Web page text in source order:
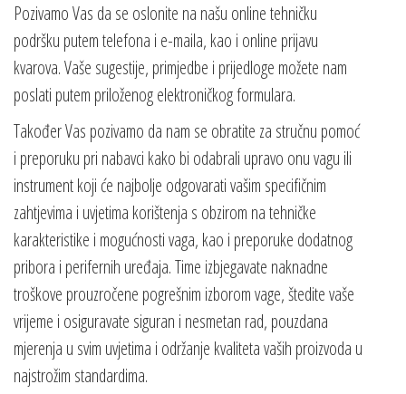
Pozivamo Vas da se oslonite na našu online tehničku
podršku putem telefona i e-maila, kao i online prijavu
kvarova. Vaše sugestije, primjedbe i prijedloge možete nam
poslati putem priloženog elektroničkog formulara.
Također Vas pozivamo da nam se obratite za stručnu pomoć
i preporuku pri nabavci kako bi odabrali upravo onu vagu ili
instrument koji će najbolje odgovarati vašim specifičnim
zahtjevima i uvjetima korištenja s obzirom na tehničke
karakteristike i mogućnosti vaga, kao i preporuke dodatnog
pribora i perifernih uređaja. Time izbjegavate naknadne
troškove prouzročene pogrešnim izborom vage, štedite vaše
vrijeme i osiguravate siguran i nesmetan rad, pouzdana
mjerenja u svim uvjetima i održanje kvaliteta vaših proizvoda u
najstrožim standardima.